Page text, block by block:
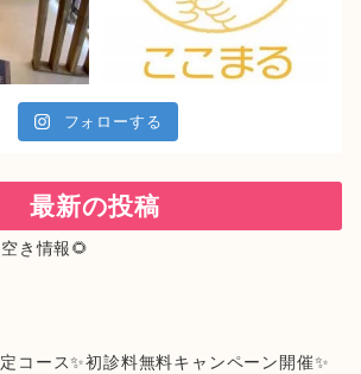
フォローする
最新の投稿
き情報🌻
コース✨初診料無料キャンペーン開催✨